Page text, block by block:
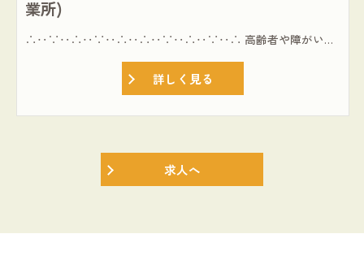
業所)
∴‥∵‥∴‥∵‥∴‥∴‥∵‥∴‥∵‥∴ 高齢者や障がい者、子育て世代など、地域のみんなに福祉は必要だと考えます。 理想とするワークライフバランスを叶えられる【ホームヘルパー】募集 ∴‥∵‥∴‥∵‥∴‥∴‥∵‥∴‥∵‥∴ ≪1991年設立の夢コープの働き方≫ ◎扶養控除内勤務OK(週1～OK) ◎毎月・ヘルパー会議を実施(研修ミーティング) ◎スマホアプリで報連相が可能 ≪仕事内容≫ ◎生活援助 └家の掃除や庭の草取り、調理 └お子さんのお世話 ◎通院介助(病院の付き添い) ◎ペットのお世話や買い物 ※個人宅への訪問 ※主に30分圏内のエリア
詳しく見る
求人へ